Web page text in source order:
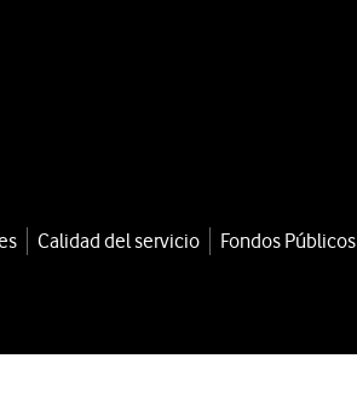
Calidad del servicio Fondos Públicos